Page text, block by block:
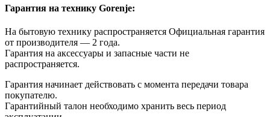
Гарантия на технику Gorenje:
На бытовую технику распространяется Официальная гарантия
от производителя — 2 года.
Гарантия на аксессуары и запасные части не
распространяется.
Гарантия начинает действовать с момента передачи товара
покупателю.
Гарантийный талон необходимо хранить весь период